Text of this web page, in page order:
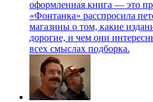
оформленная книга — это
«Фонтанка» расспросила
магазины о том, какие
дорогие, и чем они
всех смыслах подборка.